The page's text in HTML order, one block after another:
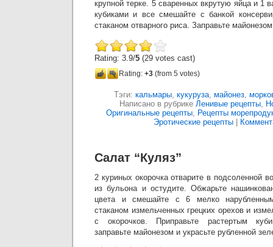
крупной терке. 5 сваренных вкрутую яйца и 1
кубиками и все смешайте с банкой
стаканом отварного риса. Заправьте
Rating: 3.9/5 (29 votes cast)
Rating: +3 (from 5 votes)
Тэги: кальмары, кукуруза, майонез,
Написано в рубрике Ленивые рецепты,
Оригинальные рецепты, Рецепты
Эротические рецепты
Салат “Куляз”
2 куриных окорочка отварите в подсоленной
из бульона и остудите. Обжарьте
цвета и смешайте с 6 мелко
стаканом измельченных грецких орехов и
с окорочков. Приправьте растертым
заправьте майонезом и украсьте рубленной